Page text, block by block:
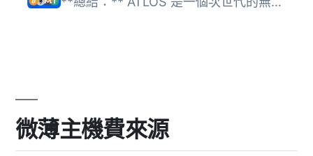
微薄主機費來源